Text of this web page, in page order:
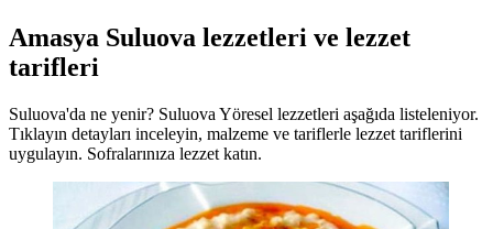
Amasya Suluova lezzetleri ve lezzet
tarifleri
Suluova'da ne yenir? Suluova Yöresel lezzetleri aşağıda listeleniyor.
Tıklayın detayları inceleyin, malzeme ve tariflerle lezzet tariflerini
uygulayın. Sofralarınıza lezzet katın.